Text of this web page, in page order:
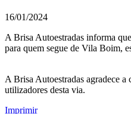
16/01/2024
A Brisa Autoestradas informa
para quem segue de Vila Boim,
A Brisa Autoestradas agradece a
utilizadores desta via.
Imprimir